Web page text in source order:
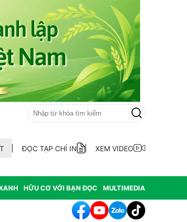
ĐỌC TẠP CHÍ IN XEM VIDEO
HỮU CƠ VỚI BẠN ĐỌC MULTIMEDIA
2026 là đòn bẩy cho quảng bá thương hiệu và thu hút